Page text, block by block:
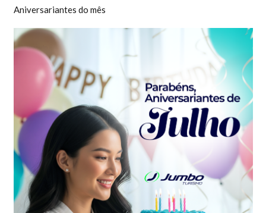
Aniversariantes do mês